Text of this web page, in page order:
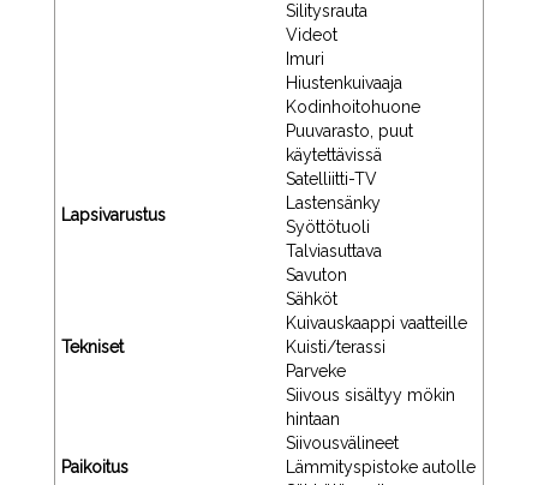
Silitysrauta
Videot
Imuri
Hiustenkuivaaja
Kodinhoitohuone
Puuvarasto, puut
käytettävissä
Satelliitti-TV
Lapsivarustus
Lastensänky
Syöttötuoli
Tekniset
Talviasuttava
Savuton
Sähköt
Kuivauskaappi vaatteille
Kuisti/terassi
Parveke
Siivous sisältyy mökin
hintaan
Siivousvälineet
Paikoitus
Lämmityspistoke autolle